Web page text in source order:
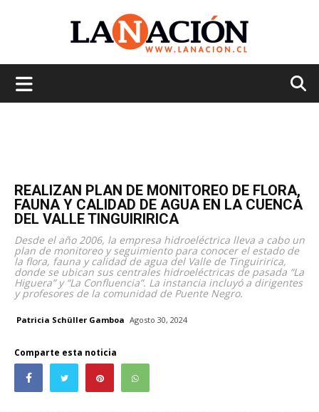
REALIZAN PLAN DE MONITOREO DE FLORA,
FAUNA Y CALIDAD DE AGUA EN LA CUENCA
DEL VALLE TINGUIRIRICA
Desde el año 2006, la empresa hidroeléctrica lleva a cabo un
plan de monitoreo y seguimiento para conocer el estado de
la flora, fauna y calidad de agua del Valle de Tinguiririca,
donde se ubican sus centrales hidroeléctricas de pasada “La
Higuera” y “La Confluencia”. La instancia incluyó a dirigentes
y profesores de la comunidad de Puente Negro.
Patricia Schüller Gamboa Agosto 30, 2024
Comparte esta noticia